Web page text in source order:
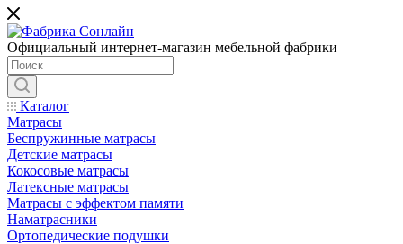
Официальный интернет-магазин мебельной фабрики
Каталог
Матрасы
Беспружинные матрасы
Детские матрасы
Кокосовые матрасы
Латексные матрасы
Матрасы с эффектом памяти
Наматрасники
Ортопедические подушки